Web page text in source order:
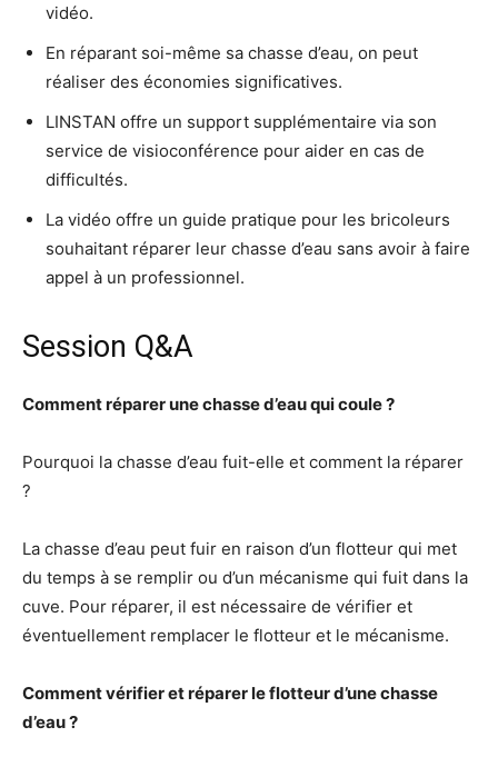
vidéo.
En réparant soi-même sa chasse d’eau, on peut
réaliser des économies significatives.
LINSTAN offre un support supplémentaire via son
service de visioconférence pour aider en cas de
difficultés.
La vidéo offre un guide pratique pour les bricoleurs
souhaitant réparer leur chasse d’eau sans avoir à faire
appel à un professionnel.
Session Q&A
Comment réparer une chasse d’eau qui coule ?
Pourquoi la chasse d’eau fuit-elle et comment la réparer
?
La chasse d’eau peut fuir en raison d’un flotteur qui met
du temps à se remplir ou d’un mécanisme qui fuit dans la
cuve. Pour réparer, il est nécessaire de vérifier et
éventuellement remplacer le flotteur et le mécanisme.
Comment vérifier et réparer le flotteur d’une chasse
d’eau ?